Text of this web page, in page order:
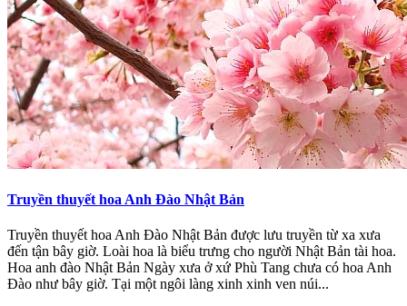
Truyền thuyết hoa Anh Đào Nhật Bản
Truyền thuyết hoa Anh Đào Nhật Bản được lưu truyền từ xa xưa
đến tận bây giờ. Loài hoa là biểu trưng cho người Nhật Bản tài hoa.
Hoa anh đào Nhật Bản Ngày xưa ở xứ Phù Tang chưa có hoa Anh
Đào như bây giờ. Tại một ngôi làng xinh xinh ven núi...